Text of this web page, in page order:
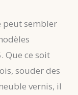
peut sembler
Que ce soit
souder des
vernis, il